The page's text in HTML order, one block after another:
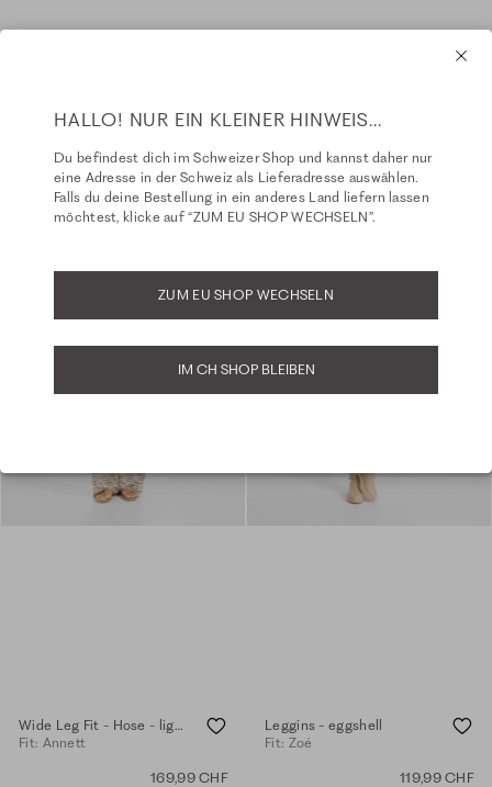
Wide Leg Fit - Hose - light sand
Fit: Annett
169,99 CHF
Leggins - eggshell
Fit: Zoé
119,99 CHF
HALLO! NUR EIN KLEINER HINWEIS...
Du befindest dich im Schweizer Shop und kannst daher nur
eine Adresse in der Schweiz als Lieferadresse auswählen.
Falls du deine Bestellung in ein anderes Land liefern lassen
möchtest, klicke auf “ZUM EU SHOP WECHSELN”.
ZUM EU SHOP WECHSELN
IM CH SHOP BLEIBEN